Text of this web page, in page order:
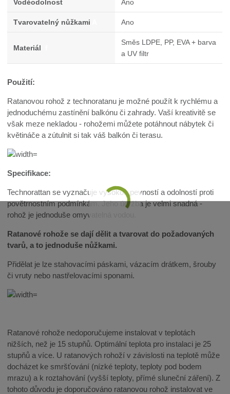
Voděodolnost Ano
Tvarovatelný nůžkami Ano
Materiál
Směs LDPE, PP, EVA + barva
a UV filtr
Použití:
Ratanovou rohož z technoratanu je možné použít k rychlému a
jednoduchému zastínění balkónu či zahrady. Vaší kreativitě se
však meze nekladou - rohožemi můžete potáhnout nábytek či
květináče a zútulnit si tak váš balkón či terasu.
Specifikace:
Technorattan se vyznačuje vysokou pevností a odolností proti
povětrnostním podmínkám. Jeho údržba je velmi snadná -
rohož je jednoduše omyvatelná vodou.
Ratanové rohože se dají dělit a tvarovat do požadovaných
tvarů, a to jednoduše nůžkami.
Přidělat je lze stahovacími páskami, vázacím drátkem, šrouby
či vruty nebo nastřelovacími sponami.
Ratanové rohože nedoporučujeme instalovat v teplotách
nižších, než je 15 stupňů. Optimální teplota pro instalaci je 25
stupňů a více. U ratanových rohoží v závislosti na teplotě může
docházet ke smršťování (nízké teploty, teploty pod bodem
mrazu) a k roztahování (vyšší teploty, přímé sluneční záření). Z
tohoto důvodu je doporučováno ratanovou rohož instalovat ve